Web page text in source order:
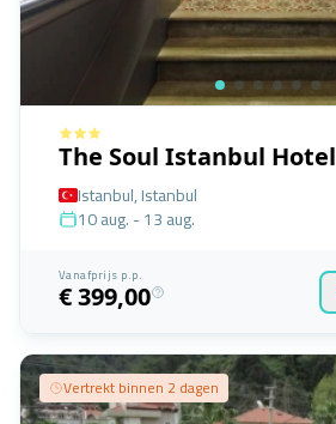
The Soul Istanbul Hotel
Istanbul, Istanbul
10 aug. - 13 aug.
Vanafprijs p.p.
€ 399,00
Vertrekt binnen 2 dagen